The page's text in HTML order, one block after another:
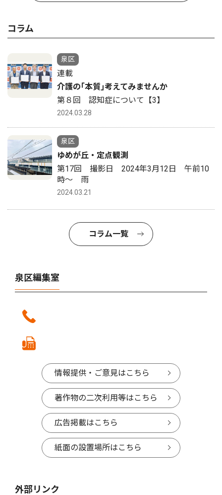
コラム
泉区
連載
介護の｢本質｣考えてみませんか
第８回 認知症について【3】
2024.03.28
泉区
ゆめが丘・定点観測
第17回 撮影日 2024年3月12日 午前10
時〜 雨
2024.03.21
コラム一覧
泉区編集室
情報提供・ご意見はこちら
著作物の二次利用等はこちら
広告掲載はこちら
紙面の設置場所はこちら
外部リンク